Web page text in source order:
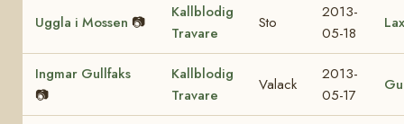
Uggla i Mossen 📷
Kallblodig
Travare
Sto
2013-
05-18
Ingmar Gullfaks
📷
Kallblodig
Travare
Valack
2013-
05-17